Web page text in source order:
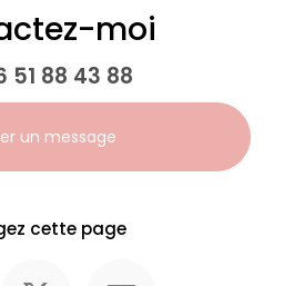
moi
51 88 43 88
un message
cette page